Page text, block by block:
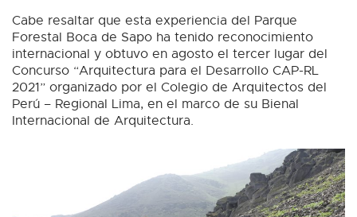
Cabe resaltar que esta experiencia del Parque
Forestal Boca de Sapo ha tenido reconocimiento
internacional y obtuvo en agosto el tercer lugar del
Concurso “Arquitectura para el Desarrollo CAP-RL
2021” organizado por el Colegio de Arquitectos del
Perú – Regional Lima, en el marco de su Bienal
Internacional de Arquitectura.